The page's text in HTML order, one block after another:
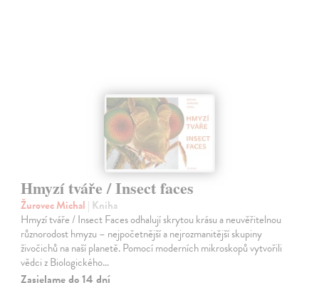
Hmyzí tváře / Insect faces
Žurovec Michal | Kniha
Hmyzí tváře / Insect Faces odhalují skrytou krásu a neuvěřitelnou
různorodost hmyzu – nejpočetnější a nejrozmanitější skupiny
živočichů na naší planetě. Pomocí moderních mikroskopů vytvořili
vědci z Biologického…
Zasielame do 14 dní